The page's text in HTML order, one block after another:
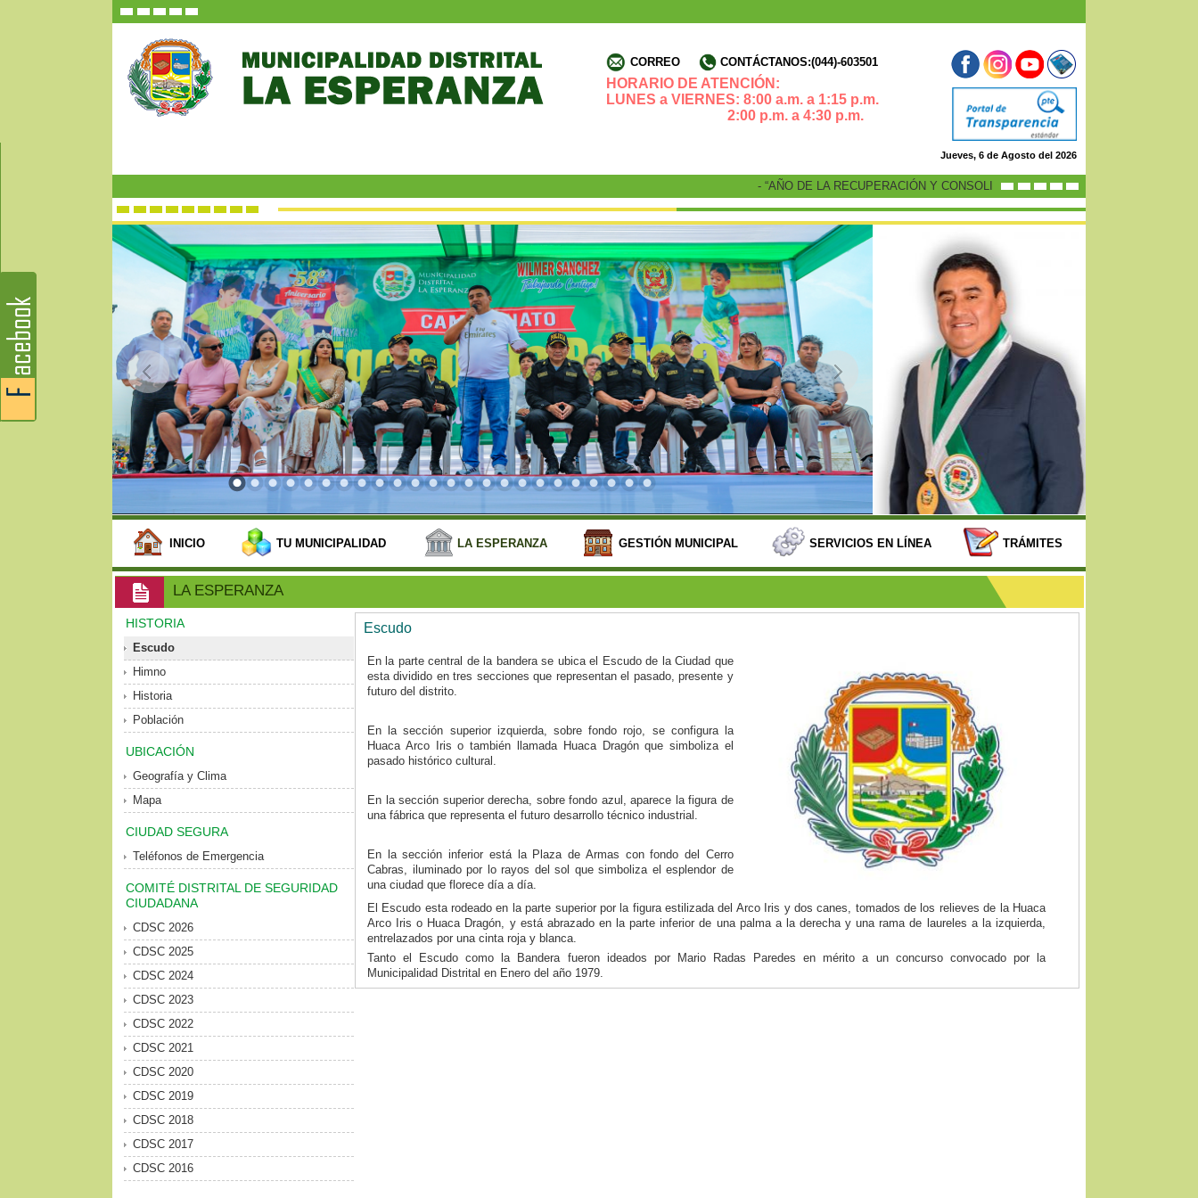
CORREO CONTÁCTANOS:(044)-603501
HORARIO DE ATENCIÓN:
LUNES a VIERNES: 8:00 a.m. a 1:15 p.m.
2:00 p.m. a 4:30 p.m.
Jueves, 6 de Agosto del 2026
- “AÑO DE LA RECUPERACIÓN Y CONSOLIDACIÓN DE LA ECONOMÍA PERUANA”
INICIO TU MUNICIPALIDAD LA ESPERANZA GESTIÓN MUNICIPAL SERVICIOS EN LÍNEA TRÁMITES
LA ESPERANZA
HISTORIA
Escudo
Himno
Historia
Población
UBICACIÓN
Geografía y Clima
Mapa
CIUDAD SEGURA
Teléfonos de Emergencia
COMITÉ DISTRITAL DE SEGURIDAD
CIUDADANA
CDSC 2026
CDSC 2025
CDSC 2024
CDSC 2023
CDSC 2022
CDSC 2021
CDSC 2020
CDSC 2019
CDSC 2018
CDSC 2017
CDSC 2016
Escudo
En la parte central de la bandera se ubica el Escudo de la Ciudad que
esta dividido en tres secciones que representan el pasado, presente y
futuro del distrito.
En la sección superior izquierda, sobre fondo rojo, se configura la
Huaca Arco Iris o también llamada Huaca Dragón que simboliza el
pasado histórico cultural.
En la sección superior derecha, sobre fondo azul, aparece la figura de
una fábrica que representa el futuro desarrollo técnico industrial.
En la sección inferior está la Plaza de Armas con fondo del Cerro
Cabras, iluminado por lo rayos del sol que simboliza el esplendor de
una ciudad que florece día a día.
El Escudo esta rodeado en la parte superior por la figura estilizada del Arco Iris y dos canes, tomados de los relieves de la Huaca
Arco Iris o Huaca Dragón, y está abrazado en la parte inferior de una palma a la derecha y una rama de laureles a la izquierda,
entrelazados por una cinta roja y blanca.
Tanto el Escudo como la Bandera fueron ideados por Mario Radas Paredes en mérito a un concurso convocado por la
Municipalidad Distrital en Enero del año 1979.